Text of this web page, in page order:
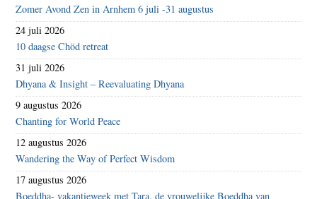
Zomer Avond Zen in Arnhem 6 juli -31 augustus
24 juli 2026
10 daagse Chöd retreat
31 juli 2026
Dhyana & Insight – Reevaluating Dhyana
9 augustus 2026
Chanting for World Peace
12 augustus 2026
Wandering the Way of Perfect Wisdom
17 augustus 2026
Boeddha- vakantieweek met Tara, de vrouwelijke Boeddha van